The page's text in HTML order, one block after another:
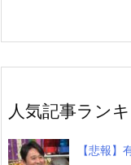
人気記事ラン
【悲報